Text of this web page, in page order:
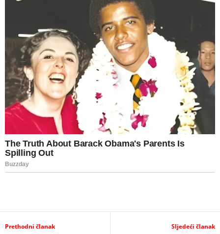
Prethodni članak Sljedeći članak